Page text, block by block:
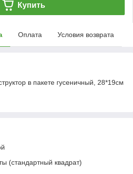
Купить
Оплата Условия возврата
в пакете гусеничный, 28*19см
(стандартный квадрат)